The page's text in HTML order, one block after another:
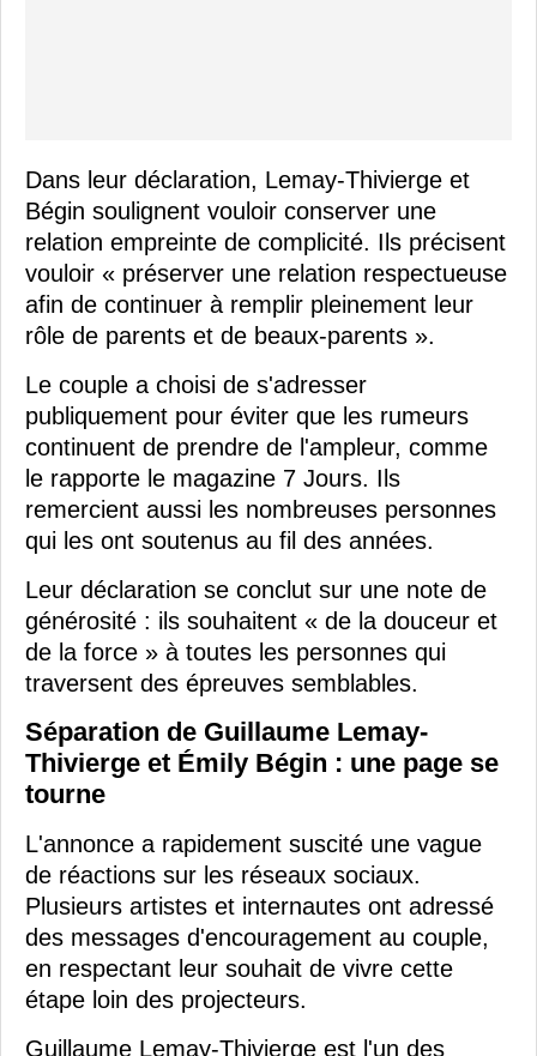
Dans leur déclaration, Lemay-Thivierge et
Bégin soulignent vouloir conserver une
relation empreinte de complicité. Ils précisent
vouloir « préserver une relation respectueuse
afin de continuer à remplir pleinement leur
rôle de parents et de beaux-parents ».
Le couple a choisi de s'adresser
publiquement pour éviter que les rumeurs
continuent de prendre de l'ampleur, comme
le rapporte le magazine 7 Jours. Ils
remercient aussi les nombreuses personnes
qui les ont soutenus au fil des années.
Leur déclaration se conclut sur une note de
générosité : ils souhaitent « de la douceur et
de la force » à toutes les personnes qui
traversent des épreuves semblables.
Séparation de Guillaume Lemay-
Thivierge et Émily Bégin : une page se
tourne
L'annonce a rapidement suscité une vague
de réactions sur les réseaux sociaux.
Plusieurs artistes et internautes ont adressé
des messages d'encouragement au couple,
en respectant leur souhait de vivre cette
étape loin des projecteurs.
Guillaume Lemay-Thivierge est l'un des